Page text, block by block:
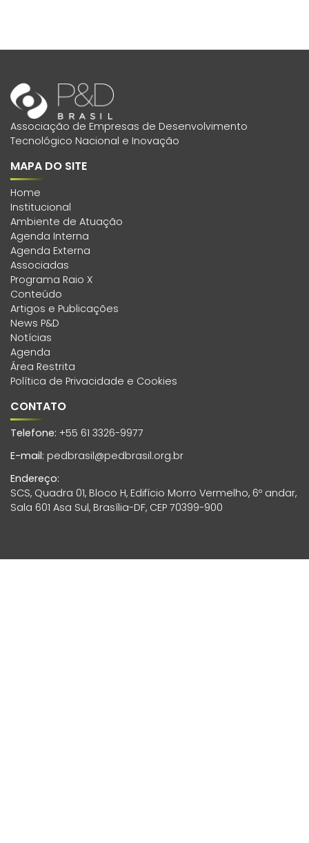
Associação de Empresas de Desenvolvimento
Tecnológico Nacional e Inovação
MAPA DO SITE
Home
Institucional
Ambiente de Atuação
Agenda Interna
Agenda Externa
Associadas
Programa Raio X
Conteúdo
Artigos e Publicações
News P&D
Notícias
Agenda
Área Restrita
Política de Privacidade e Cookies
CONTATO
Telefone: +55 61 3326-9977
E-mail: pedbrasil@pedbrasil.org.br
Endereço:
SCS, Quadra 01, Bloco H, Edifício Morro Vermelho, 6º andar,
Sala 601 Asa Sul, Brasília-DF, CEP 70399-900